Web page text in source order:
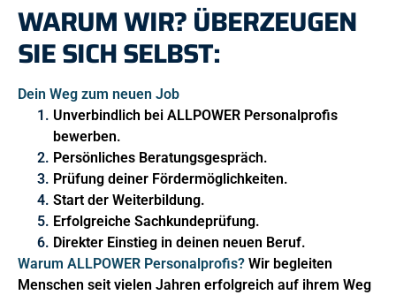
WARUM WIR? ÜBERZEUGEN
SIE SICH SELBST:
Dein Weg zum neuen Job
Unverbindlich bei ALLPOWER Personalprofis
bewerben.
Persönliches Beratungsgespräch.
Prüfung deiner Fördermöglichkeiten.
Start der Weiterbildung.
Erfolgreiche Sachkundeprüfung.
Direkter Einstieg in deinen neuen Beruf.
Warum ALLPOWER Personalprofis? Wir begleiten
Menschen seit vielen Jahren erfolgreich auf ihrem Weg